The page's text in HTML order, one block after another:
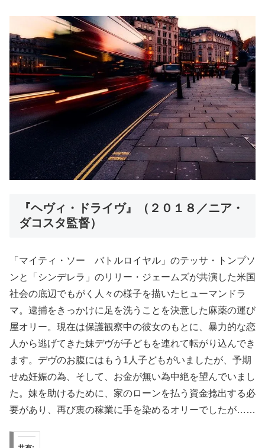
『ヘヴィ・ドライヴ』（２０１８／ニア・
ダコスタ監督）
「マイティ・ソー バトルロイヤル」のテッサ・トンプソ
ンと「シンデレラ」のリリー・ジェームズが共演した米国
社会の底辺でもがく人々の様子を描いたヒューマンドラ
マ。逮捕をきっかけに足を洗うことを決意した麻薬の運び
屋オリー。現在は保護観察中の彼女のもとに、暴力的な恋
人から逃げてきた妹デヴが子どもを連れて転がり込んでき
ます。デヴのお腹にはもう1人子どもがいましたが、予期
せぬ妊娠の為、そして、お金が無い為中絶を望んでいまし
た。妹を助けるために、家のローンを払う資金捻出する必
要があり、再び裏の稼業に手を染めるオリーでしたが……